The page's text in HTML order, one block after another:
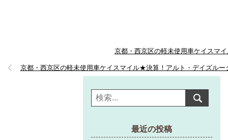
京都・西京区の軽未使用車ケイスマ
京都・西京区の軽未使用車ケイスマイル★決算！アルト・デイズル
最近の投稿